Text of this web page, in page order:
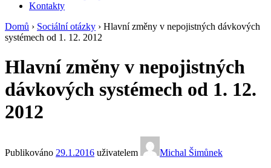
Kontakty
Domů › Sociální otázky › Hlavní změny v nepojistných dávkových
systémech od 1. 12. 2012
Hlavní změny v nepojistných
dávkových systémech od 1. 12.
2012
Publikováno 29.1.2016 uživatelem Michal Šimůnek